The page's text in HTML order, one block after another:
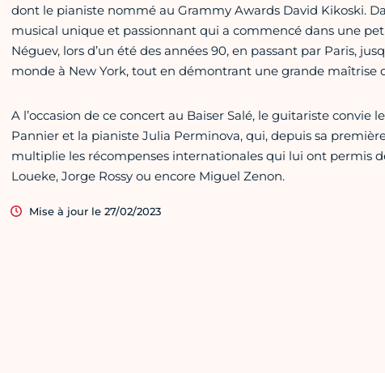
dont le pianiste nommé au Grammy Awards David Kikoski.
musical unique et passionnant qui a commencé dans une
Néguev, lors d’un été des années 90, en passant par Paris,
monde à New York, tout en démontrant une grande maîtrise
A l’occasion de ce concert au Baiser Salé, le guitariste convie
Pannier et la pianiste Julia Perminova, qui, depuis sa
multiplie les récompenses internationales qui lui ont permis
Loueke, Jorge Rossy ou encore Miguel Zenon.
Mise à jour le 27/02/2023